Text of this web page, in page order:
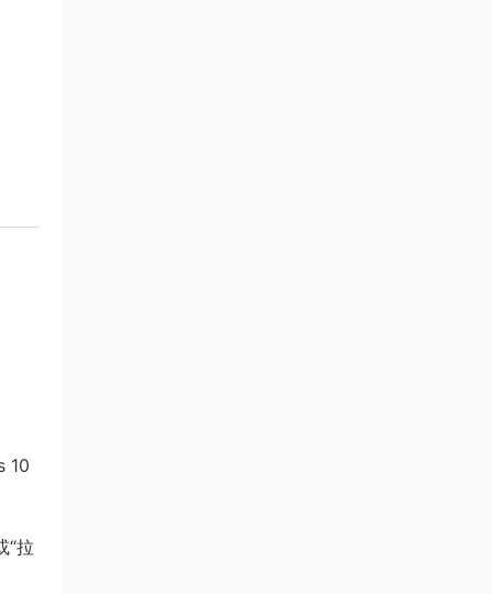
10
“拉